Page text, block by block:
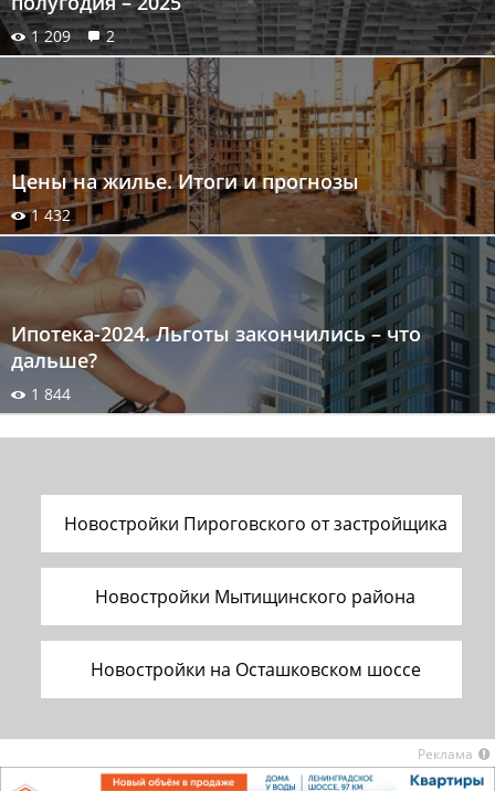
1 209 2
Цены на жилье. Итоги и прогнозы
1 432
Ипотека-2024. Льготы закончились – что
дальше?
1 844
Новостройки Пироговского от застройщика
Новостройки Мытищинского района
Новостройки на Осташковском шоссе
Реклама